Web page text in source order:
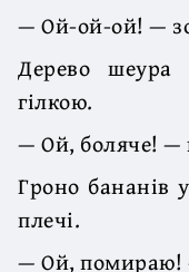
— Ой-ой-ой! —
Дерево шеура
гілкою.
— Ой, боляче! —
Гроно бананів
плечі.
— Ой, помираю!